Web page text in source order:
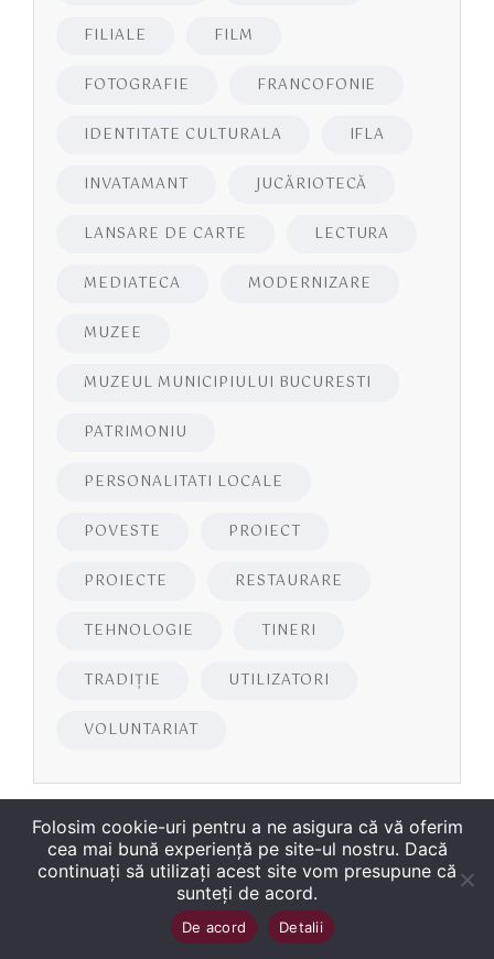
FILIALE FILM
FOTOGRAFIE FRANCOFONIE
IDENTITATE CULTURALA IFLA
INVATAMANT JUCĂRIOTECĂ
LANSARE DE CARTE LECTURA
MEDIATECA MODERNIZARE
MUZEE
MUZEUL MUNICIPIULUI BUCURESTI
PATRIMONIU
PERSONALITATI LOCALE
POVESTE PROIECT
PROIECTE RESTAURARE
TEHNOLOGIE TINERI
TRADIȚIE UTILIZATORI
VOLUNTARIAT
2026Biblioteca Județeană
„George Bariţiu‟ Braşov. Toate drepturile sunt
Folosim cookie-uri pentru a ne asigura că vă oferim
cea mai bună experiență pe site-ul nostru. Dacă
continuați să utilizați acest site vom presupune că
sunteți de acord.
De acord Detalii